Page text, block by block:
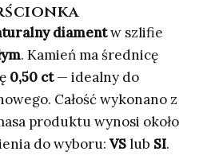
diamentw szlifie
. Kamień ma średnicę
0,50 ct— idealny do
Całość wykonano z
produktu wynosi około
do wyboru: VSlub SI.